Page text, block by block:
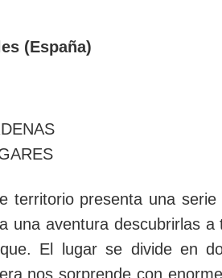
(España)
territorio presenta una
una aventura descubrirlas
El lugar se divide en
nos sorprende con